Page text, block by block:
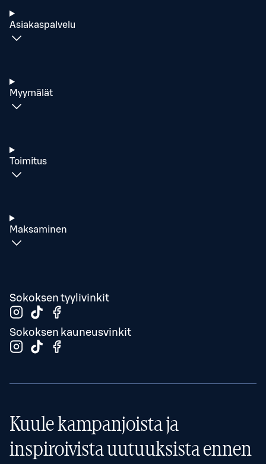
Asiakaspalvelu
Myymälät
Toimitus
Maksaminen
Sokoksen tyylivinkit
Sokoksen kauneusvinkit
Kuule kampanjoista ja
inspiroivista uutuuksista ennen